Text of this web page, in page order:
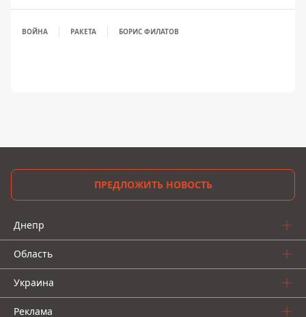
ВОЙНА РАКЕТА БОРИС ФИЛАТОВ
ПРЕДЛОЖИТЬ НОВОСТЬ
Днепр
Область
Украина
Реклама